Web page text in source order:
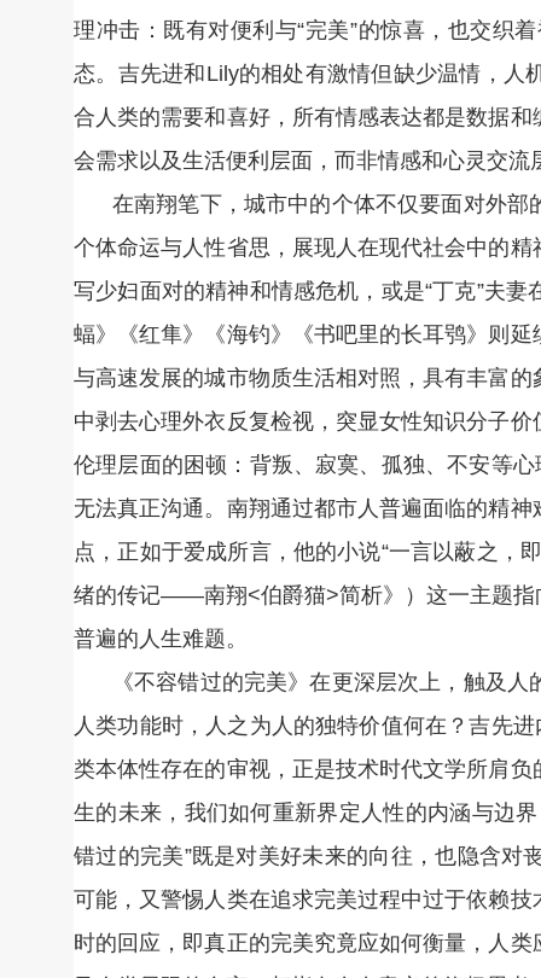
理冲击：既有对便利与“完美”的惊喜，也交织
态。吉先进和Lily的相处有激情但缺少温情，人
合人类的需要和喜好，所有情感表达都是数据
会需求以及生活便利层面，而非情感和心灵交
在南翔笔下，城市中的个体不仅要面对外
个体命运与人性省思，展现人在现代社会中的
写少妇面对的精神和情感危机，或是“丁克”夫
蝠》《红隼》《海钓》《书吧里的长耳鸮》则
与高速发展的城市物质生活相对照，具有丰富
中剥去心理外衣反复检视，突显女性知识分子
伦理层面的困顿：背叛、寂寞、孤独、不安等
无法真正沟通。南翔通过都市人普遍面临的精
点，正如于爱成所言，他的小说“一言以蔽之，
绪的传记——南翔<伯爵猫>简析》）这一主题指
普遍的人生难题。
《不容错过的完美》在更深层次上，触及
人类功能时，人之为人的独特价值何在？吉先
类本体性存在的审视，正是技术时代文学所肩
生的未来，我们如何重新界定人性的内涵与边
错过的完美”既是对美好未来的向往，也隐含
可能，又警惕人类在追求完美过程中过于依赖
时的回应，即真正的完美究竟应如何衡量，人